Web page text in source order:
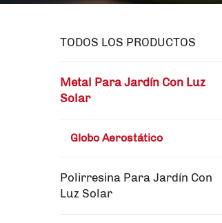
TODOS LOS PRODUCTOS
Metal Para Jardín Con Luz
Solar
Globo Aerostático
Polirresina Para Jardín Con
Luz Solar